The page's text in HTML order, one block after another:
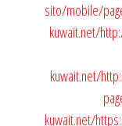
sito/mobile/
kuwait.net/
kuwait.net/
kuwait.net/